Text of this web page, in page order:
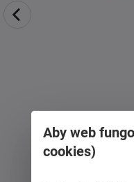
Aby web
cookies)